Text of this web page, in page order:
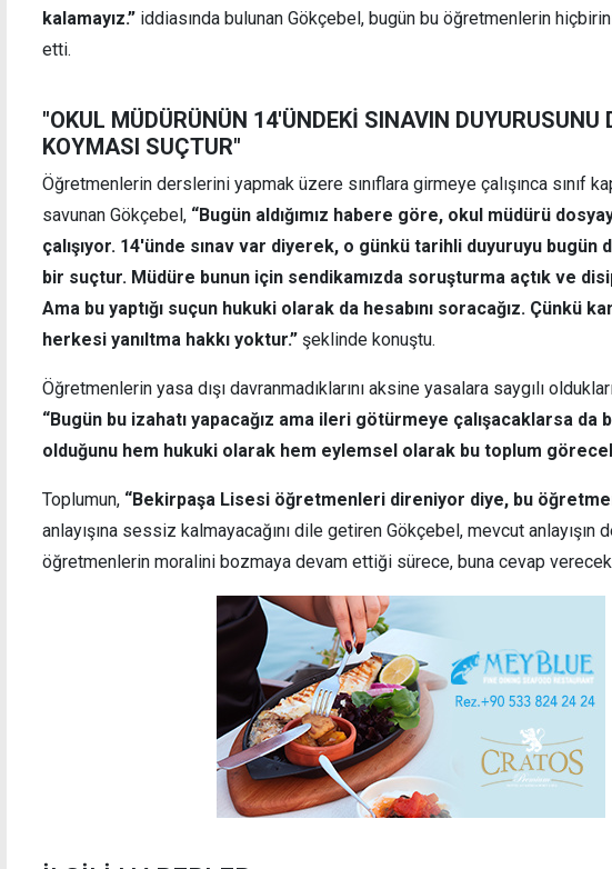
kalamayız.” iddiasında bulunan Gökçebel, bugün bu öğretmenlerin
etti.
"OKUL MÜDÜRÜNÜN 14'ÜNDEKİ SINAVIN DUYURUSUNU
KOYMASI SUÇTUR"
Öğretmenlerin derslerini yapmak üzere sınıflara girmeye çalışınca sınıf
savunan Gökçebel, “Bugün aldığımız habere göre, okul müdürü
çalışıyor. 14'ünde sınav var diyerek, o günkü tarihli duyuruyu bugün
bir suçtur. Müdüre bunun için sendikamızda soruşturma açtık ve
Ama bu yaptığı suçun hukuki olarak da hesabını soracağız. Çünkü
herkesi yanıltma hakkı yoktur.” şeklinde konuştu.
Öğretmenlerin yasa dışı davranmadıklarını aksine yasalara saygılı
“Bugün bu izahatı yapacağız ama ileri götürmeye çalışacaklarsa da
olduğunu hem hukuki olarak hem eylemsel olarak bu toplum
Toplumun, “Bekirpaşa Lisesi öğretmenleri direniyor diye, bu
anlayışına sessiz kalmayacağını dile getiren Gökçebel, mevcut anlayışın
öğretmenlerin moralini bozmaya devam ettiği sürece, buna cevap